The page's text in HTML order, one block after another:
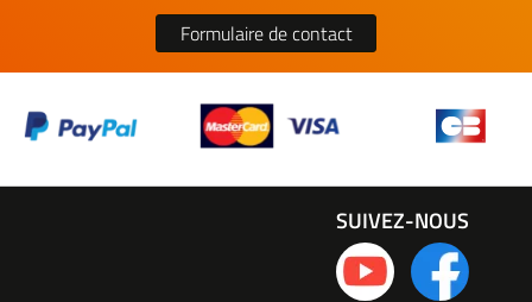
Formulaire de contact
SUIVEZ-NOUS